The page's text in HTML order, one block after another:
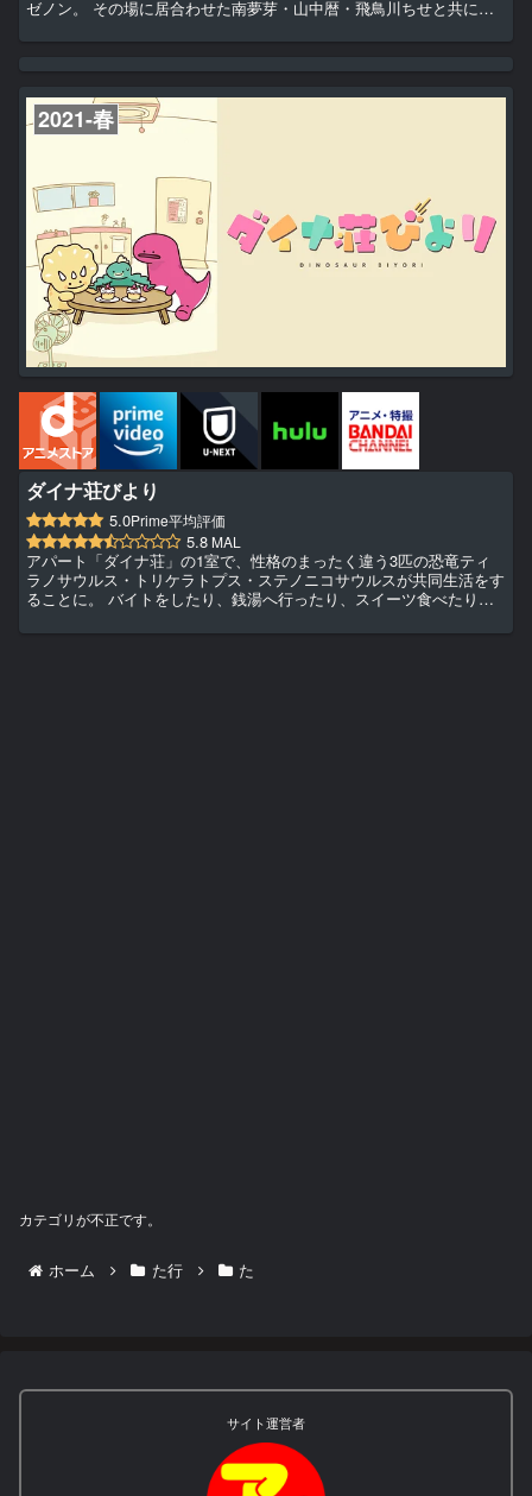
ゼノン。 その場に居合わせた南夢芽・山中暦・飛鳥川ちせと共に怪
2021-春
ダイナ荘びより
5.0Prime平均評価
5.8 MAL
アパート「ダイナ荘」の1室で、性格のまったく違う3匹の恐竜ティ
ラノサウルス・トリケラトプス・ステノニコサウルスが共同生活をす
ることに。 バイトをしたり、銭湯へ行ったり、スイーツ食べたり。
ある日、隕石落下の予報が出て？！ついつい覗きたくなる！現代を生
カテゴリが不正です。
ホーム た行 た
サイト運営者